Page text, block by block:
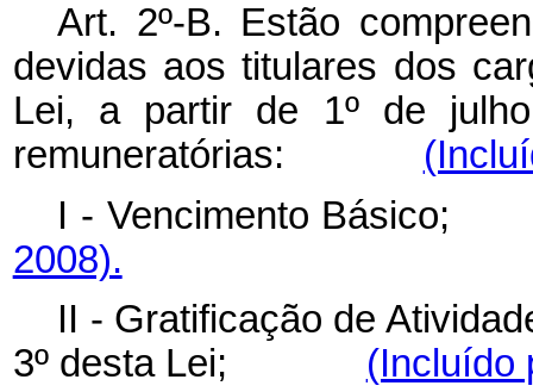
Art. 2º-B. Estão
devidas aos titulares dos
Lei, a partir de 1º de
remuneratórias:
I - Vencimento
2008).
II - Gratificação de
3º desta Lei; (Incluído